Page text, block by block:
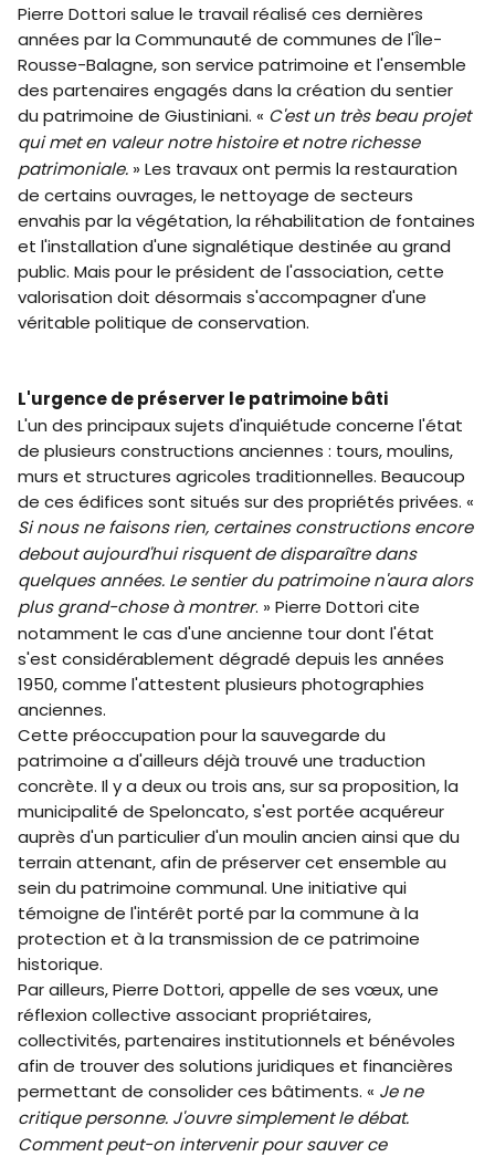
Pierre Dottori salue le travail réalisé ces dernières
années par la Communauté de communes de l'Île-
Rousse-Balagne, son service patrimoine et l'ensemble
des partenaires engagés dans la création du sentier
du patrimoine de Giustiniani. « C'est un très beau projet
qui met en valeur notre histoire et notre richesse
patrimoniale. » Les travaux ont permis la restauration
de certains ouvrages, le nettoyage de secteurs
envahis par la végétation, la réhabilitation de fontaines
et l'installation d'une signalétique destinée au grand
public. Mais pour le président de l'association, cette
valorisation doit désormais s'accompagner d'une
véritable politique de conservation.
L'urgence de préserver le patrimoine bâti
L'un des principaux sujets d'inquiétude concerne l'état
de plusieurs constructions anciennes : tours, moulins,
murs et structures agricoles traditionnelles. Beaucoup
de ces édifices sont situés sur des propriétés privées. «
Si nous ne faisons rien, certaines constructions encore
debout aujourd'hui risquent de disparaître dans
quelques années. Le sentier du patrimoine n'aura alors
plus grand-chose à montrer. » Pierre Dottori cite
notamment le cas d'une ancienne tour dont l'état
s'est considérablement dégradé depuis les années
1950, comme l'attestent plusieurs photographies
anciennes.
Cette préoccupation pour la sauvegarde du
patrimoine a d'ailleurs déjà trouvé une traduction
concrète. Il y a deux ou trois ans, sur sa proposition, la
municipalité de Speloncato, s'est portée acquéreur
auprès d'un particulier d'un moulin ancien ainsi que du
terrain attenant, afin de préserver cet ensemble au
sein du patrimoine communal. Une initiative qui
témoigne de l'intérêt porté par la commune à la
protection et à la transmission de ce patrimoine
historique.
Par ailleurs, Pierre Dottori, appelle de ses vœux, une
réflexion collective associant propriétaires,
collectivités, partenaires institutionnels et bénévoles
afin de trouver des solutions juridiques et financières
permettant de consolider ces bâtiments. « Je ne
critique personne. J'ouvre simplement le débat.
Comment peut-on intervenir pour sauver ce